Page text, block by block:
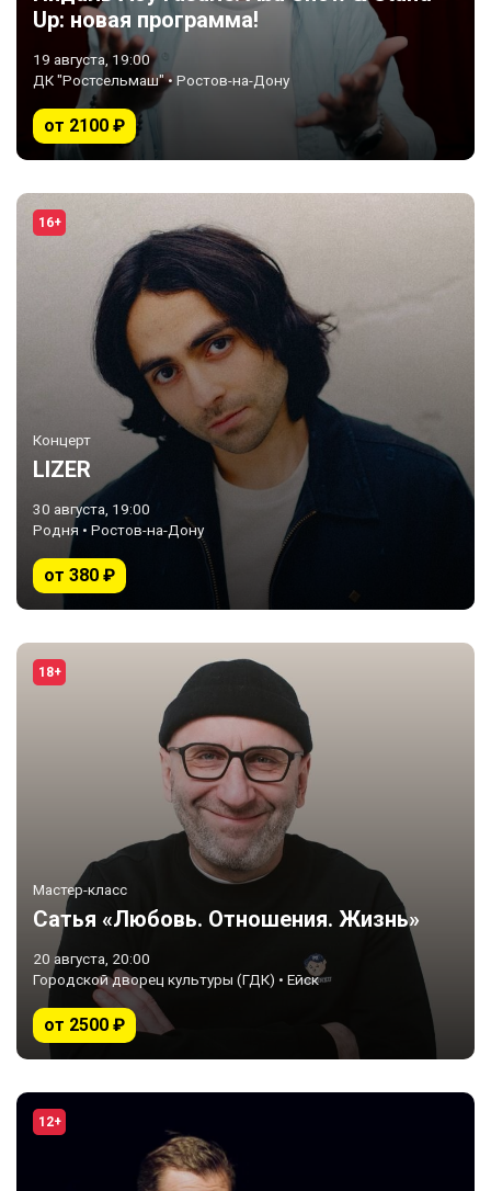
Up: новая программа!
19 августа, 19:00
ДК "Ростсельмаш" • Ростов-на-Дону
от 2100 ₽
16+
Концерт
LIZER
30 августа, 19:00
Родня • Ростов-на-Дону
от 380 ₽
18+
Мастер-класс
Сатья «Любовь. Отношения. Жизнь»
20 августа, 20:00
Городской дворец культуры (ГДК) • Ейск
от 2500 ₽
12+